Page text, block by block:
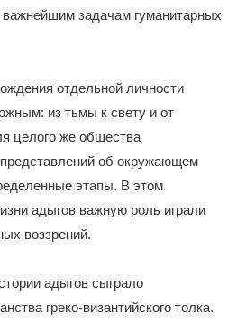
задачам гуманитарных
отдельной личности
из тьмы к свету и от
целого же общества
об окружающем
этапы. В этом
адыгов важную роль играли
воззрений.
адыгов сыграло
греко-византийского толка.